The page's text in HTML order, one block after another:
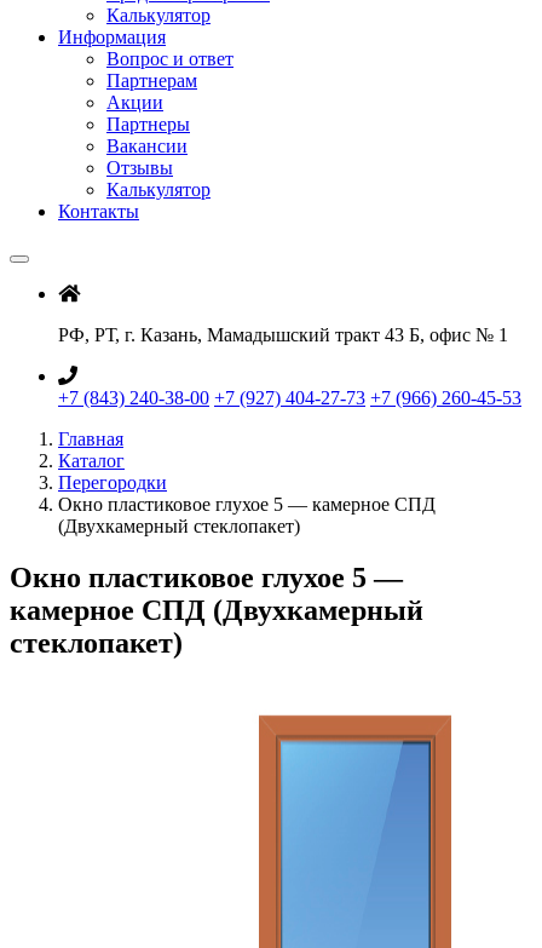
Калькулятор
Информация
Вопрос и ответ
Партнерам
Акции
Партнеры
Вакансии
Отзывы
Калькулятор
Контакты
РФ, РТ, г. Казань, Мамадышский тракт 43 Б, офис № 1
+7 (843) 240-38-00 +7 (927) 404-27-73 +7 (966) 260-45-53
Главная
Каталог
Перегородки
Окно пластиковое глухое 5 — камерное СПД
(Двухкамерный стеклопакет)
Окно пластиковое глухое 5 —
камерное СПД (Двухкамерный
стеклопакет)